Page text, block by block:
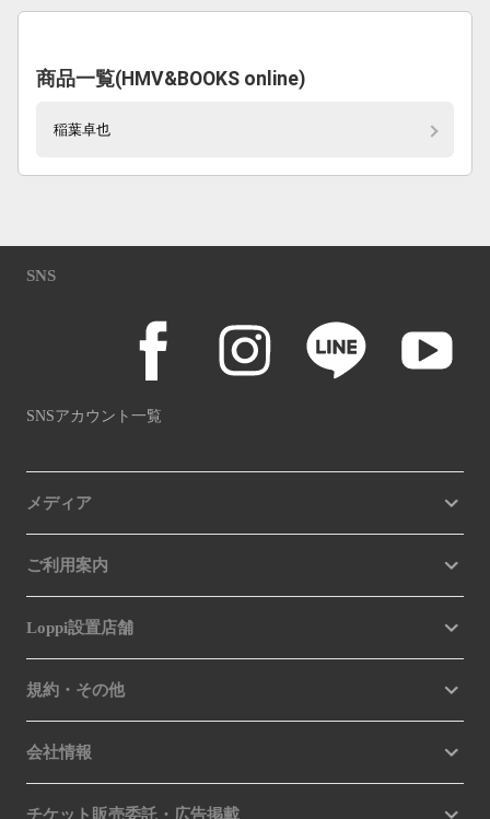
商品一覧(HMV&BOOKS online)
稲葉卓也
SNS
SNSアカウント一覧
メディア
ご利用案内
Loppi設置店舗
規約・その他
会社情報
チケット販売委託・広告掲載